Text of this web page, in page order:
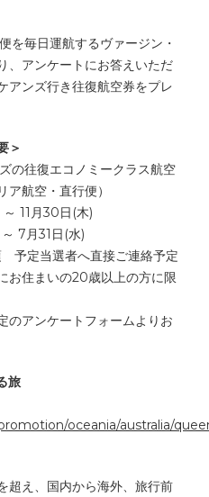
を毎日運航するヴァージン・
、アンケートにお答えいただ
アンズ行き往復航空券をプレ
＞
往復エコノミークラス航空
航空・直行便）
11月30日(木)
7月31日(水)
予定当選者へ直接ご連絡予定
お住まいの20歳以上の方に限
のアンケートフォームよりお
旅
oceania/australia/
超え、国内から海外、旅行前